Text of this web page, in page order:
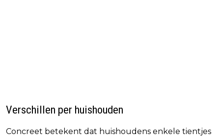
Verschillen per huishouden
Concreet betekent dat huishoudens enkele tientjes